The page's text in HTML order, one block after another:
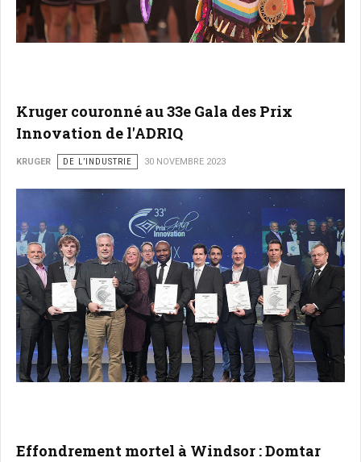
Kruger couronné au 33e Gala des Prix
Innovation de l'ADRIQ
KRUGER DE L’INDUSTRIE 30 NOVEMBRE 2023
Effondrement mortel à Windsor : Domtar